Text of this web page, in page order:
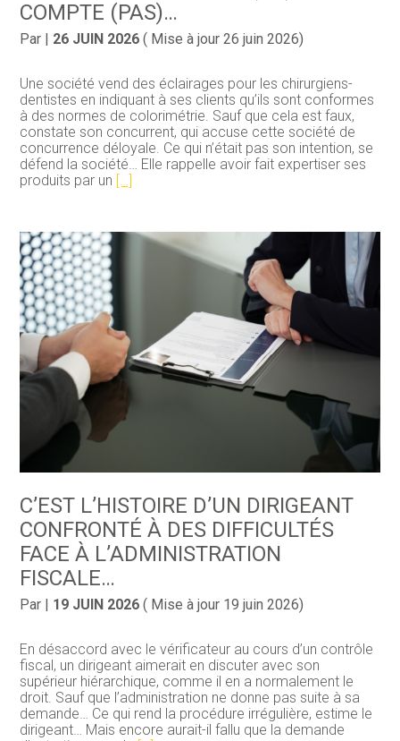
COMPTE (PAS)…
Par | 26 JUIN 2026 ( Mise à jour 26 juin 2026)
Une société vend des éclairages pour les chirurgiens-
dentistes en indiquant à ses clients qu’ils sont conformes
à des normes de colorimétrie. Sauf que cela est faux,
constate son concurrent, qui accuse cette société de
concurrence déloyale. Ce qui n’était pas son intention, se
défend la société… Elle rappelle avoir fait expertiser ses
produits par un […]
C’EST L’HISTOIRE D’UN DIRIGEANT
CONFRONTÉ À DES DIFFICULTÉS
FACE À L’ADMINISTRATION
FISCALE…
Par | 19 JUIN 2026 ( Mise à jour 19 juin 2026)
En désaccord avec le vérificateur au cours d’un contrôle
fiscal, un dirigeant aimerait en discuter avec son
supérieur hiérarchique, comme il en a normalement le
droit. Sauf que l’administration ne donne pas suite à sa
demande… Ce qui rend la procédure irrégulière, estime le
dirigeant… Mais encore aurait-il fallu que la demande